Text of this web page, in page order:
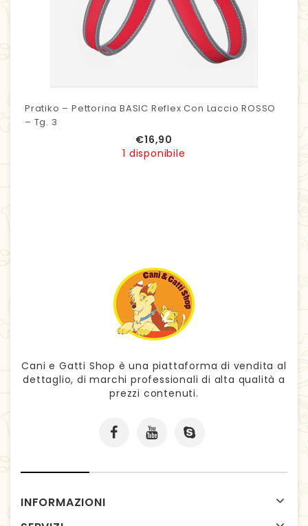
Pratiko – Pettorina BASIC Reflex Con Laccio ROSSO
– Tg. 3
€16,90
1 disponibile
Cani e Gatti Shop è una piattaforma di vendita al
dettaglio, di marchi professionali di alta qualità a
prezzi contenuti.
INFORMAZIONI